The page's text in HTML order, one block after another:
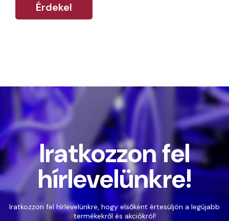
Érdekel
Iratkozzon fel
hírlevelünkre!
Iratkozzon fel hírlevelünkre, hogy elsőként értesüljön a legújabb
termékekről és akciókról!